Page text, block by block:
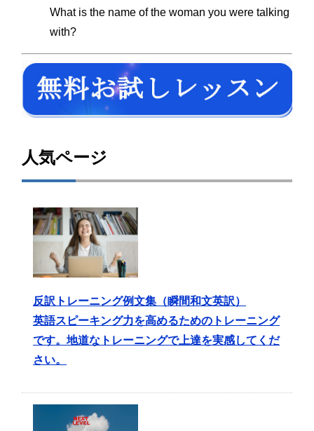
What is the name of the woman you were talking
with?
人気ページ
反訳トレーニング例文集（瞬間和文英訳）
英語スピーキング力を高めるためのトレーニング
です。地道なトレーニングで上達を実感してくだ
さい。